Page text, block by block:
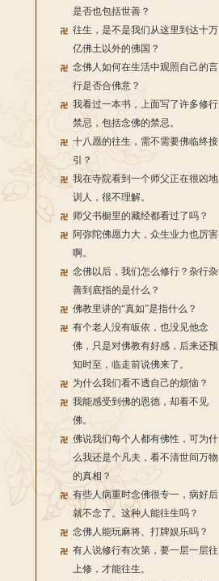
是否也包括世善？
往生，是不是我们从这里到达十万
亿佛土以外的佛国？
念佛人如何在生活中观照自己的言
行是否合佛意？
我看过一本书，上面写了许多修行
禁忌，包括念佛的禁忌。
十八愿的往生，需不需要佛临终接
引？
我在寺院看到一个师父正在很凶地
训人，很不理解。
师父书橱里的藏经都看过了吗？
阿弥陀佛愿力大，众生业力也厉害
啊。
念佛以后，我们怎么修行？杂行杂
善到底指的是什么？
佛教里讲的“真如”是指什么？
有个老人没有皈依，也没见他念
佛，只是对佛教有好感，后来还预
知时至，临走前说佛来了。
为什么我们看不透自己的烦恼？
我能感受到佛的恩德，却看不见
佛。
佛说我们每个人都有佛性，可为什
么我还是个凡夫，看不清世间万物
的真相？
有些人病重时念佛很专一，病好后
就不念了。这种人能往生吗？
念佛人能玩麻将、打牌娱乐吗？
有人说修行有次第，要一层一层往
上修，才能往生。